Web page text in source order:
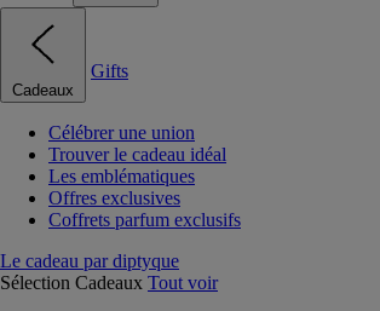
Cadeaux
Gifts
Célébrer une union
Trouver le cadeau idéal
Les emblématiques
Offres exclusives
Coffrets parfum exclusifs
Le cadeau par diptyque
Sélection Cadeaux Tout voir